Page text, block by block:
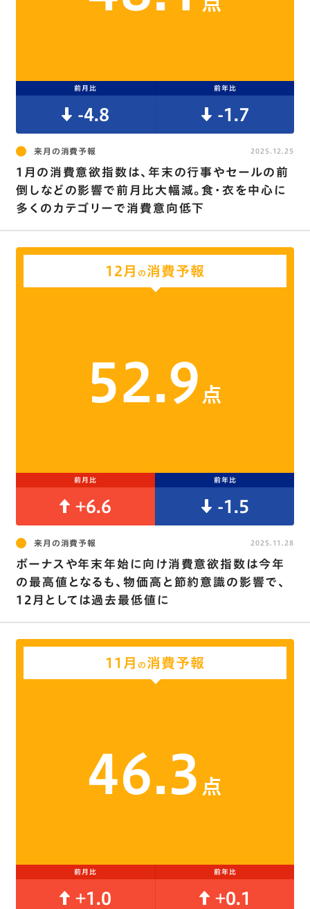
前月比 前年比
-4.8 -1.7
来月の消費予報
1月の消費意欲指数は､年末の行事やセールの前
倒しなどの影響で前月比大幅減。食･衣を中心に
多くのカテゴリーで消費意向低下
2025.12.25
12月の消費予報
52.9 点
前月比 前年比
+6.6 -1.5
来月の消費予報
ボーナスや年末年始に向け消費意欲指数は今年
の最高値となるも、物価高と節約意識の影響で､
12月としては過去最低値に
2025.11.28
11月の消費予報
46.3 点
前月比 前年比
+1.0 +0.1